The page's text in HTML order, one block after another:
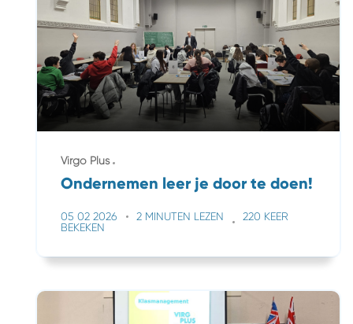
Virgo Plus
Ondernemen leer je door te doen!
05 02 2026 2 MINUTEN LEZEN
220 KEER
BEKEKEN